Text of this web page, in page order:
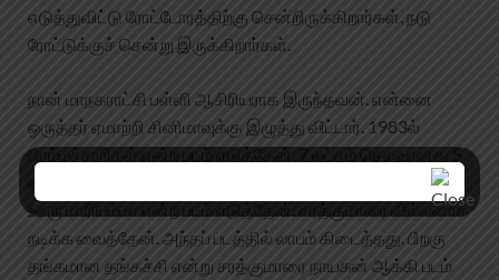
எடுத்துவிட்டு ரோட்டோரத்திற்கு சென்றிருக்கிறார்கள். நடு
ரோட்டுக்குச் சென்று இருக்கிறார்கள்.
நான் மாநகராட்சி பள்ளி ஆசிரியராக இருந்தவன். என்னை
ஒருத்தர் ஏமாற்றி சினிமாவுக்கு இழுத்து விட்டார். 1983ல்
பிரம்மச்சாரிகள் என்ற படம் எடுத்தேன். 7 லட்சம் செலவானது 5
லட்சம் இழப்பு, 2 லட்சம் கடன் .மொத்தமும் காலி. 1990-ல் நம்ம
ஊரு மாரியம்மா என்ற படம் எடுத்தேன். சரத்குமாரை வில்லனாக
நடிக்க வைத்தேன். அந்தப் படத்தில் லாபம் கிடைத்தது. பிறகு
தங்கமான தங்கச்சி என்று சரத்குமாரை நாயகன் ஆக்கி படம்